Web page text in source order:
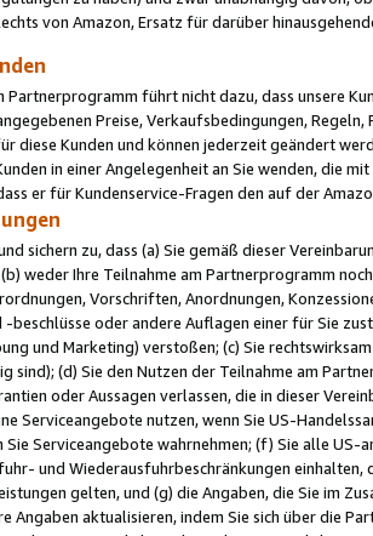
von Amazon, Ersatz für darüber
Partnerprogramm führt nicht dazu, dass unsere
Preise, Verkaufsbedingungen,
diese Kunden und können jederzeit geändert
in einer Angelegenheit an Sie wenden, die
er für Kundenservice-Fragen den auf der
sichern zu, dass (a) Sie gemäß dieser
weder Ihre Teilnahme am Partnerprogramm
Vorschriften, Anordnungen,
beschlüsse oder andere Auflagen einer für Sie
und Marketing) verstoßen; (c) Sie
sind); (d) Sie den Nutzen der Teilnahme am
oder Aussagen verlassen, die in dieser
Serviceangebote nutzen, wenn Sie US-
Sie Serviceangebote wahrnehmen; (f) Sie alle
und Wiederausfuhrbeschränkungen
gelten, und (g) die Angaben, die Sie im
Angaben aktualisieren, indem Sie sich über die